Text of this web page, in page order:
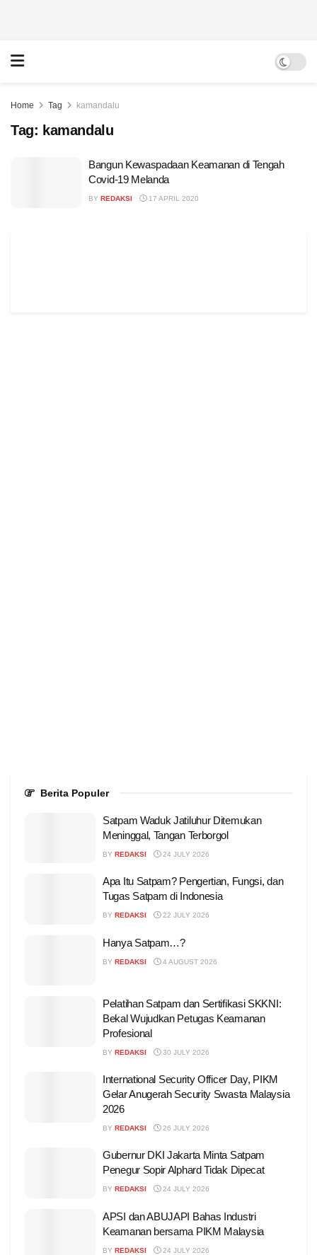
Home Tag kamandalu
Tag: kamandalu
Bangun Kewaspadaan Keamanan di Tengah
Covid-19 Melanda
BY REDAKSI 17 APRIL 2020
Berita Populer
Satpam Waduk Jatiluhur Ditemukan
Meninggal, Tangan Terborgol
BY REDAKSI 24 JULY 2026
Apa Itu Satpam? Pengertian, Fungsi, dan
Tugas Satpam di Indonesia
BY REDAKSI 22 JULY 2026
Hanya Satpam…?
BY REDAKSI 4 AUGUST 2026
Pelatihan Satpam dan Sertifikasi SKKNI:
Bekal Wujudkan Petugas Keamanan
Profesional
BY REDAKSI 30 JULY 2026
International Security Officer Day, PIKM
Gelar Anugerah Security Swasta Malaysia
2026
BY REDAKSI 26 JULY 2026
Gubernur DKI Jakarta Minta Satpam
Penegur Sopir Alphard Tidak Dipecat
BY REDAKSI 24 JULY 2026
APSI dan ABUJAPI Bahas Industri
Keamanan bersama PIKM Malaysia
BY REDAKSI 24 JULY 2026